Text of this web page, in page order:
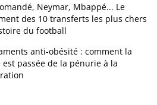
Neymar, Mbappé... Le
des 10 transferts les plus chers
du football
anti-obésité : comment la
est passée de la pénurie à la